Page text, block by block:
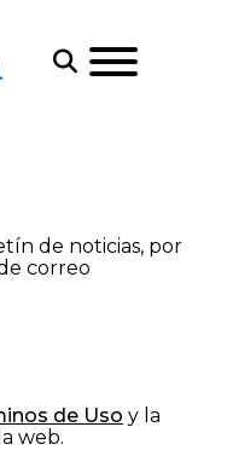
de noticias, por
correo
de Uso y la
web.